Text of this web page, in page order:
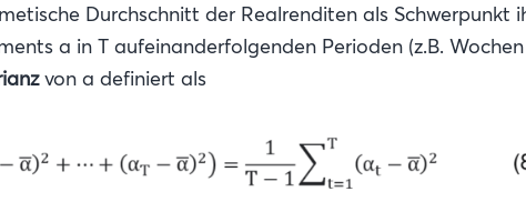
Durchschnitt der Realrenditen als Schwerpunkt
a in T aufeinanderfolgenden Perioden (z.B.
von a definiert als